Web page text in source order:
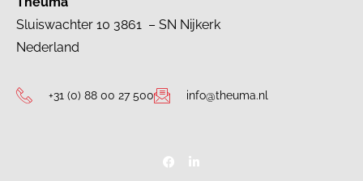
Sluiswachter 10 3861 – SN Nijkerk
Nederland
+31 (0) 88 00 27 500 info@theuma.nl